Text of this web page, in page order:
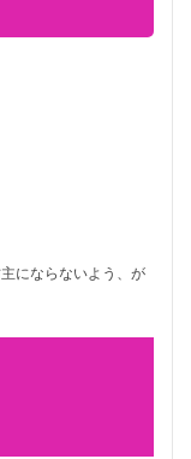
にならないよう、が